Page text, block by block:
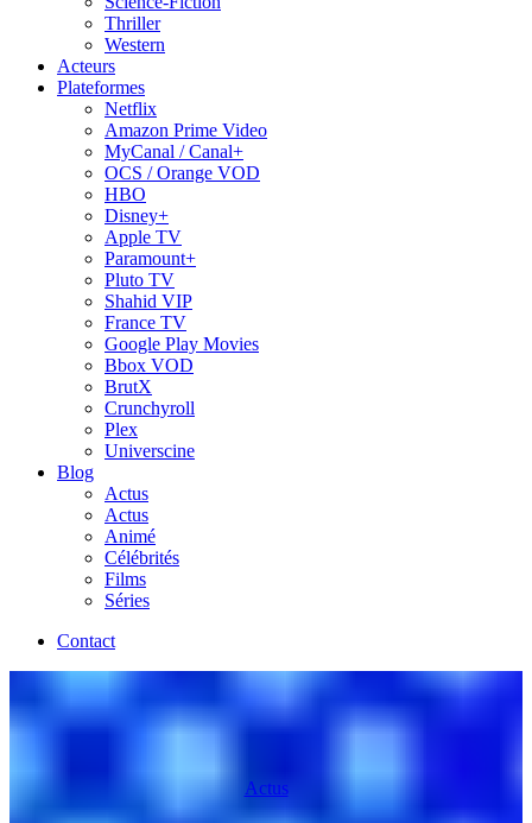
Thriller
Western
Acteurs
Plateformes
Netflix
Amazon Prime Video
MyCanal / Canal+
OCS / Orange VOD
HBO
Disney+
Apple TV
Paramount+
Pluto TV
Shahid VIP
France TV
Google Play Movies
Bbox VOD
BrutX
Crunchyroll
Plex
Universcine
Blog
Actus
Actus
Animé
Célébrités
Films
Séries
Contact
Actus